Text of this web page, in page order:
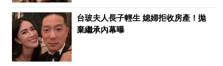
台玻夫人長子輕生 媳婦拒收房產！拋
棄繼承內幕曝